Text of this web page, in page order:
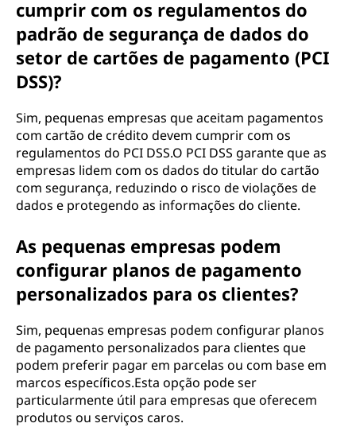
cumprir com os regulamentos do
padrão de segurança de dados do
setor de cartões de pagamento (PCI
DSS)?
Sim, pequenas empresas que aceitam pagamentos
com cartão de crédito devem cumprir com os
regulamentos do PCI DSS.O PCI DSS garante que as
empresas lidem com os dados do titular do cartão
com segurança, reduzindo o risco de violações de
dados e protegendo as informações do cliente.
As pequenas empresas podem
configurar planos de pagamento
personalizados para os clientes?
Sim, pequenas empresas podem configurar planos
de pagamento personalizados para clientes que
podem preferir pagar em parcelas ou com base em
marcos específicos.Esta opção pode ser
particularmente útil para empresas que oferecem
produtos ou serviços caros.